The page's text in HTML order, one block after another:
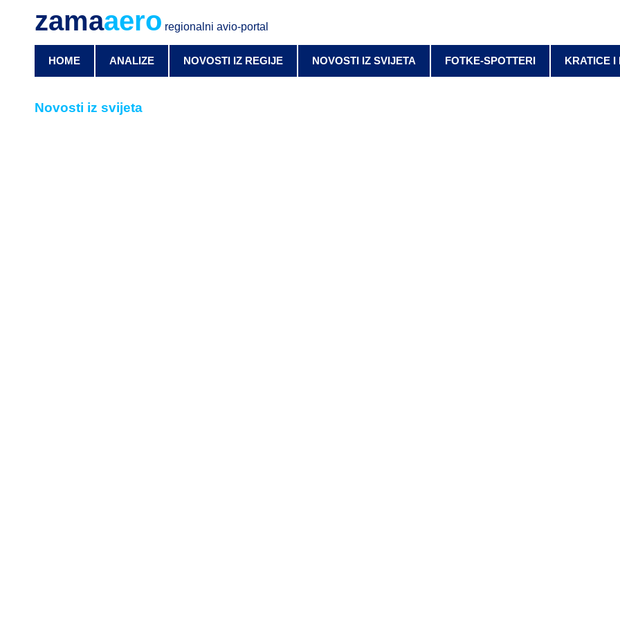
zamaaero regionalni avio-portal
HOME ANALIZE NOVOSTI IZ REGIJE NOVOSTI IZ SVIJETA FOTKE-SPOTTERI KRATICE I
Novosti iz svijeta